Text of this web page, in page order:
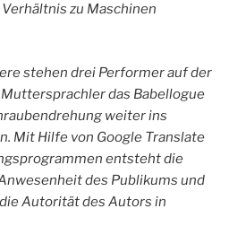
zu Maschinen
stehen drei Performer auf der
das Babellogue
weiter ins
Mit Hilfe von Google Translate
entsteht die
des Publikums und
Autorität des Autors in